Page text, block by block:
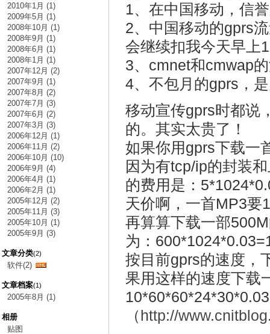
2010年1月 (1)
2009年5月 (1)
2008年10月 (1)
2008年9月 (1)
2008年6月 (1)
2008年1月 (1)
2007年12月 (2)
2007年9月 (1)
2007年8月 (2)
2007年7月 (3)
2007年6月 (2)
2007年3月 (3)
2006年12月 (1)
2006年11月 (2)
2006年10月 (10)
2006年9月 (4)
2006年4月 (1)
2006年2月 (1)
2005年12月 (2)
2005年11月 (3)
2005年10月 (1)
2005年9月 (3)
文章分类(2)
软件(2)
文章档案(1)
2005年8月 (1)
相册
贴图
1、在中国移动，信
2、中国移动的gprs
会继续扣我今天早上
3、cmnet和cmwap
4、不包月的gprs，
移动宣传gprs时都说
的。其实太贵了！
如果你用gprs下载一
因为有tcp/ip的封装
的费用是：
天价啊，一首MP3要
再算算下载一部
为：
按目前gprs的速度，
果用这样的速度下载
（http://